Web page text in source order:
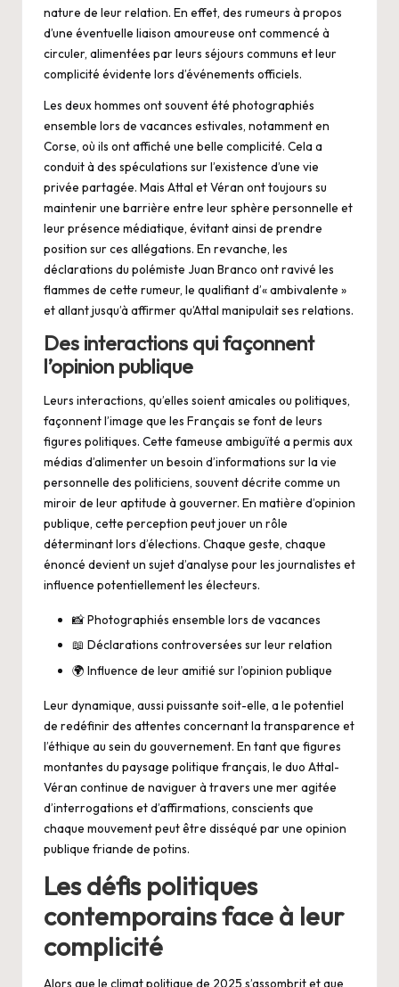
nature de leur relation. En effet, des rumeurs à propos
d’une éventuelle liaison amoureuse ont commencé à
circuler, alimentées par leurs séjours communs et leur
complicité évidente lors d’événements officiels.
Les deux hommes ont souvent été photographiés
ensemble lors de vacances estivales, notamment en
Corse, où ils ont affiché une belle complicité. Cela a
conduit à des spéculations sur l’existence d’une vie
privée partagée. Mais Attal et Véran ont toujours su
maintenir une barrière entre leur sphère personnelle et
leur présence médiatique, évitant ainsi de prendre
position sur ces allégations. En revanche, les
déclarations du polémiste Juan Branco ont ravivé les
flammes de cette rumeur, le qualifiant d’« ambivalente »
et allant jusqu’à affirmer qu’Attal manipulait ses relations.
Des interactions qui façonnent
l’opinion publique
Leurs interactions, qu’elles soient amicales ou politiques,
façonnent l’image que les Français se font de leurs
figures politiques. Cette fameuse ambiguïté a permis aux
médias d’alimenter un besoin d’informations sur la vie
personnelle des politiciens, souvent décrite comme un
miroir de leur aptitude à gouverner. En matière d’opinion
publique, cette perception peut jouer un rôle
déterminant lors d’élections. Chaque geste, chaque
énoncé devient un sujet d’analyse pour les journalistes et
influence potentiellement les électeurs.
📸 Photographiés ensemble lors de vacances
📖 Déclarations controversées sur leur relation
🌍 Influence de leur amitié sur l’opinion publique
Leur dynamique, aussi puissante soit-elle, a le potentiel
de redéfinir des attentes concernant la transparence et
l’éthique au sein du gouvernement. En tant que figures
montantes du paysage politique français, le duo Attal-
Véran continue de naviguer à travers une mer agitée
d’interrogations et d’affirmations, conscients que
chaque mouvement peut être disséqué par une opinion
publique friande de potins.
Les défis politiques
contemporains face à leur
complicité
Alors que le climat politique de 2025 s’assombrit et que